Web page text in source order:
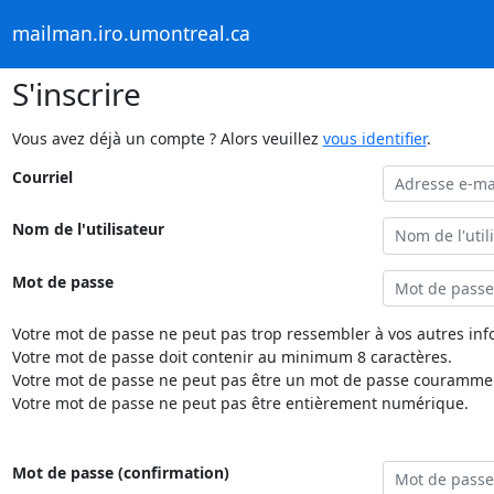
mailman.iro.umontreal.ca
S'inscrire
Vous avez déjà un compte ? Alors veuillez vous identifier.
Courriel
Nom de l'utilisateur
Mot de passe
Votre mot de passe ne peut pas trop ressembler à vos autres
Votre mot de passe doit contenir au minimum 8 caractères.
Votre mot de passe ne peut pas être un mot de passe
Votre mot de passe ne peut pas être entièrement numérique.
Mot de passe (confirmation)